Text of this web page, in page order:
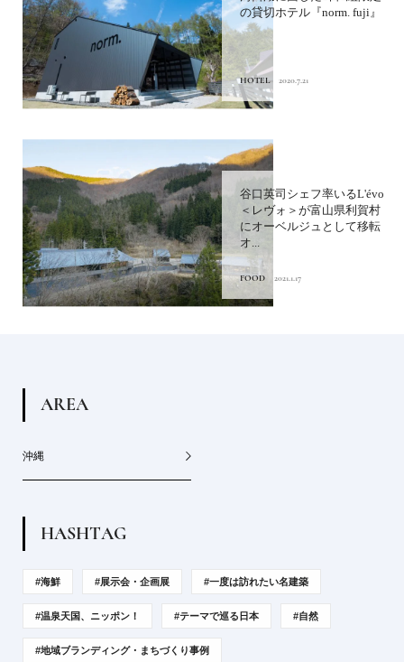
の貸切ホテル『norm. fuji』
HOTEL 2020.7.21
谷口英司シェフ率いるL'évo
＜レヴォ＞が富山県利賀村
にオーベルジュとして移転
オ...
FOOD 2021.1.17
AREA
沖縄
HASHTAG
#海鮮 #展示会・企画展 #一度は訪れたい名建築
#温泉天国、ニッポン！ #テーマで巡る日本 #自然
#地域ブランディング・まちづくり事例